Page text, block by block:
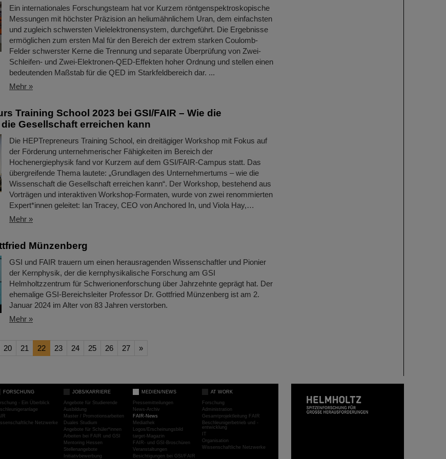
Ein internationales Forschungsteam hat vor Kurzem röntgenspektroskopische
Messungen mit höchster Präzision an heliumähnlichem Uran, dem einfachsten
und zugleich schwersten Vielelektronensystem, durchgeführt. Die Ergebnisse
ermöglichen zum ersten Mal für den Bereich der extrem starken Coulomb-
Felder schwerster Kerne die Trennung und separate Überprüfung von Zwei-
Schleifen- und Zwei-Elektronen-QED-Effekten hoher Ordnung und stellen einen
bedeutenden Maßstab für die QED im Starkfeldbereich dar. ...
Mehr »
Training School 2023 bei GSI/FAIR – Wie die
Gesellschaft erreichen kann
Die HEPTrepreneurs Training School, ein dreitägiger Workshop mit Fokus auf
der Förderung unternehmerischer Fähigkeiten im Bereich der
Hochenergiephysik fand vor Kurzem auf dem GSI/FAIR-Campus statt. Das
übergreifende Thema lautete: „Grundlagen des Unternehmertums – wie die
Wissenschaft die Gesellschaft erreichen kann“. Der Workshop, bestehend aus
Vorträgen und interaktiven Workshop-Formaten, wurde von zwei renommierten
Expert*innen geleitet: Ian Tracey, CEO von Anchored In, und Viola Hay,…
Mehr »
Münzenberg
GSI und FAIR trauern um einen herausragenden Wissenschaftler und Pionier
der Kernphysik, der die kernphysikalische Forschung am GSI
Helmholtzzentrum für Schwerionenforschung über Jahrzehnte geprägt hat. Der
ehemalige GSI-Bereichsleiter Professor Dr. Gottfried Münzenberg ist am 2.
Januar 2024 im Alter von 83 Jahren verstorben.
Mehr »
20 21 22 23 24 25 26 27 »
FORSCHUNG
- Ein Überblick
Netzwerke
JOBS/KARRIERE
Angebote für Studierende
Ausbildung
Master / Promotionsarbeiten
Duales Studium
Angebote für Schüler*innen
Arbeiten bei FAIR und GSI
Mentoring Hessen
Stellenangebote
Initiativbewerbung
MEDIEN/NEWS
Pressemitteilungen
News-Archiv
FAIR-News
Mediathek
Logos/Erscheinungsbild
target-Magazin
FAIR- und GSI-Broschüren
Veranstaltungen
Besichtigungen bei GSI/FAIR
AT WORK
Forschung
Administration
Gesamtprojektleitung FAIR
Beschleunigerbetrieb und -
entwicklung
IT
Organisation
Wissenschaftliche Netzwerke